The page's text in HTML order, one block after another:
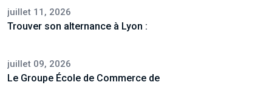
juillet 11, 2026
Trouver son alternance à Lyon :
juillet 09, 2026
Le Groupe École de Commerce de